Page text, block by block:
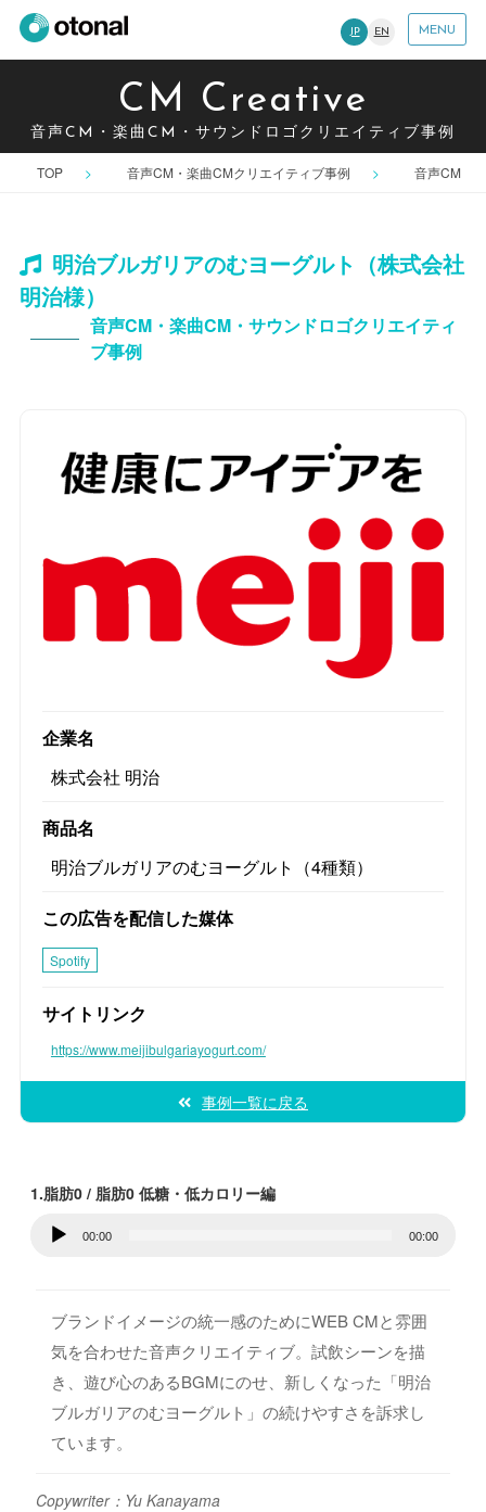
JP EN MENU
CM Creative
音声CM・楽曲CM・サウンドロゴクリエイティブ事例
TOP 音声CM・楽曲CMクリエイティブ事例 音声CM
明治ブルガリアのむヨーグルト（株式会社
明治様）
音声CM・楽曲CM・サウンドロゴクリエイティ
ブ事例
企業名
株式会社 明治
商品名
明治ブルガリアのむヨーグルト（4種類）
この広告を配信した媒体
Spotify
サイトリンク
https://www.meijibulgariayogurt.com/
事例一覧に戻る
1.脂肪0 / 脂肪0 低糖・低カロリー編
00:00 00:00
ブランドイメージの統一感のためにWEB CMと雰囲
気を合わせた音声クリエイティブ。試飲シーンを描
き、遊び心のあるBGMにのせ、新しくなった「明治
ブルガリアのむヨーグルト」の続けやすさを訴求し
ています。
Copywriter：Yu Kanayama